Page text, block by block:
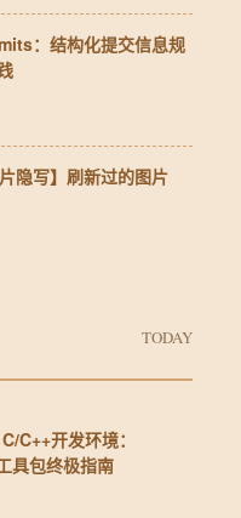
：结构化提交信息规
隐写】刷新过的图片
TODAY
C++开发环境：
具包终极指南